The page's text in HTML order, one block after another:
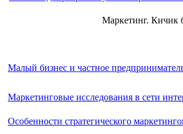
Маркетинг. Кичик
Малый бизнес и частное
Маркетинговые исследования в сети
Особенности стратегического